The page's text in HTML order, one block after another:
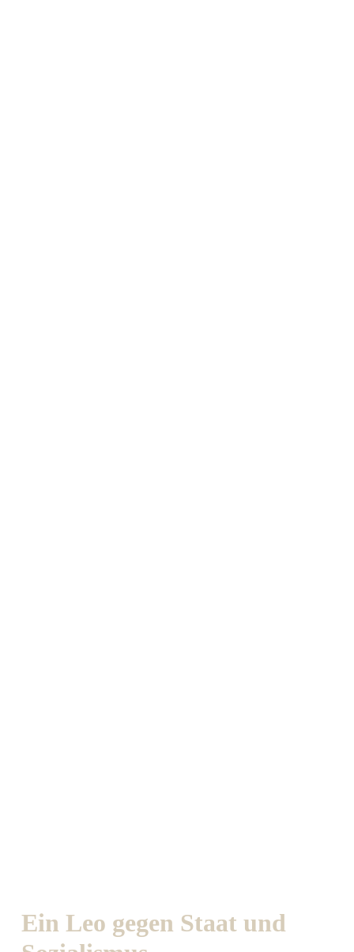
Ein Leo gegen Staat und